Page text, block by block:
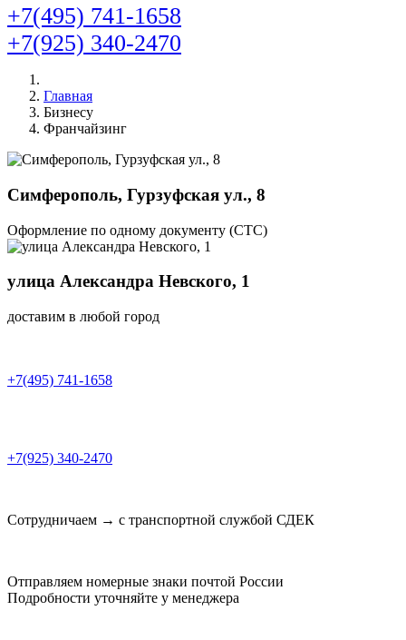
+7(495) 741-1658
+7(925) 340-2470
Главная
Бизнесу
Франчайзинг
Симферополь, Гурзуфская ул., 8
Оформление по одному документу (СТС)
улица Александра Невского, 1
доставим в любой город
+7(495) 741-1658
+7(925) 340-2470
Сотрудничаем → с транспортной службой СДЕК
Отправляем номерные знаки почтой России
Подробности уточняйте у менеджера